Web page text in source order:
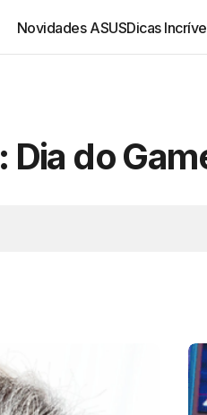
Novidades ASUSDicas
Dia do